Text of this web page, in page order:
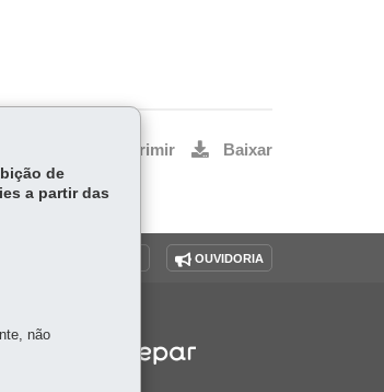
Imprimir Baixar
OUVIDORIA
de
a partir das
não